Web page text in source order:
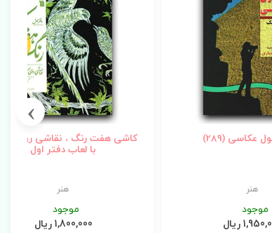
عکاسی (289)
هنر
موجود
ریال
کاشی هفت رنگ ، نقاشی روی
با لعاب دفتر اول
هنر
موجود
1,800,000 ریال
›